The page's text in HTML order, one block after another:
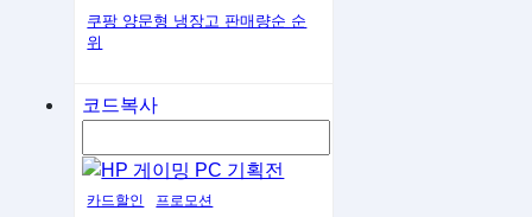
쿠팡 양문형 냉장고 판매량순 순
위
코드복사
카드할인 프로모션